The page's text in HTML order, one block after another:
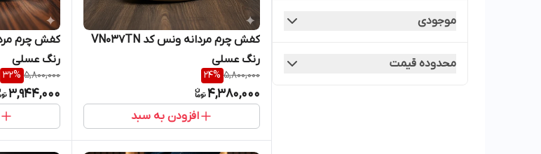
موجودی
محدوده قیمت
کفش چرم مردانه ونس کد VN037TN
رنگ عسلی
5,800,000
24%
4,380,000
افزودن به سبد
رنگ عسلی
5,800,000
32%
3,944,000